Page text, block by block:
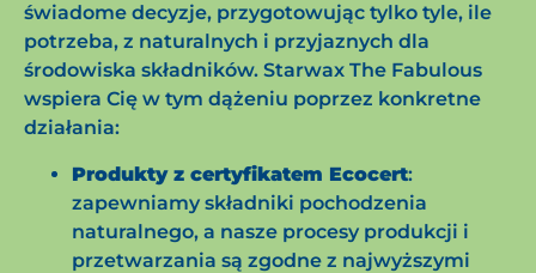
świadome decyzje, przygotowując tylko tyle, ile
potrzeba, z naturalnych i przyjaznych dla
środowiska składników. Starwax The Fabulous
wspiera Cię w tym dążeniu poprzez konkretne
działania:
Produkty z certyfikatem Ecocert:
zapewniamy składniki pochodzenia
naturalnego, a nasze procesy produkcji i
przetwarzania są zgodne z najwyższymi